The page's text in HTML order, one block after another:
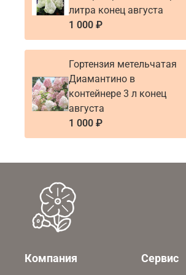
литра конец августа
1 000 ₽
Гортензия метельчатая
Диамантино в
контейнере 3 л конец
августа
1 000 ₽
Компания Сервис